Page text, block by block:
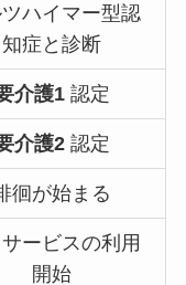
ハイマー型認
知症と診断
介護1認定
介護2認定
徊が始まる
ービスの利用
開始